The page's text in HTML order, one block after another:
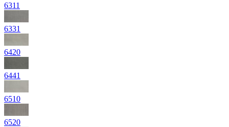
6311
6331
6420
6441
6510
6520